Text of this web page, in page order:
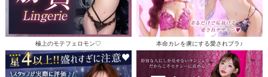
極上のモテフェロモン♡ 本命カレを虜にする愛されブラ♪